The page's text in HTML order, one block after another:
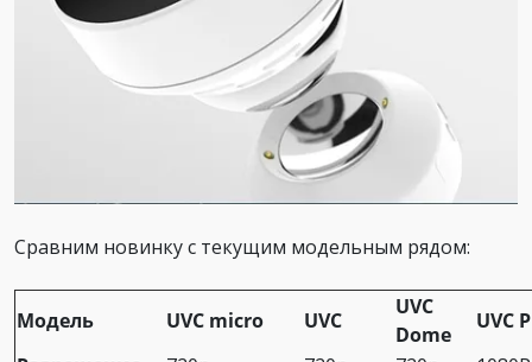
Сравним новинку с текущим модельным рядом:
Модель UVC micro UVC
UVC
Dome
UVC